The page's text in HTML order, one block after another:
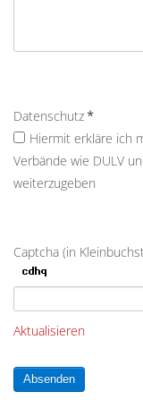
Datenschutz*
Hiermit erkläre ich
Verbände wie DULV
weiterzugeben
Captcha (in
Aktualisieren
Absenden